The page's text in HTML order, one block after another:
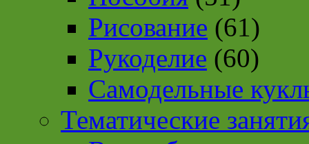
Рисование (61)
Рукоделие (60)
Самодельные
Тематические